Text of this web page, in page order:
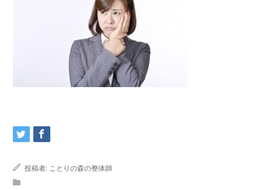
投稿者: ことりの森の整体師